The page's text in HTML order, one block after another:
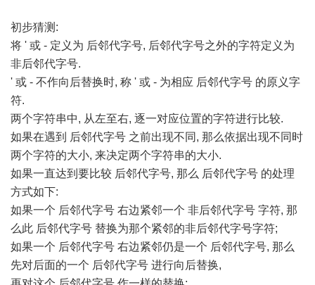
初步猜测:
将 ' 或 - 定义为 后邻代字号, 后邻代字号之外的字符定义为
非后邻代字号.
' 或 - 不作向后替换时, 称 ' 或 - 为相应 后邻代字号 的原义字
符.
两个字符串中, 从左至右, 逐一对应位置的字符进行比较.
如果在遇到 后邻代字号 之前出现不同, 那么依据出现不同时
两个字符的大小, 来决定两个字符串的大小.
如果一直达到要比较 后邻代字号, 那么 后邻代字号 的处理
方式如下:
如果一个 后邻代字号 右边紧邻一个 非后邻代字号 字符, 那
么此 后邻代字号 替换为那个紧邻的非后邻代字号字符;
如果一个 后邻代字号 右边紧邻仍是一个 后邻代字号, 那么
先对后面的一个 后邻代字号 进行向后替换,